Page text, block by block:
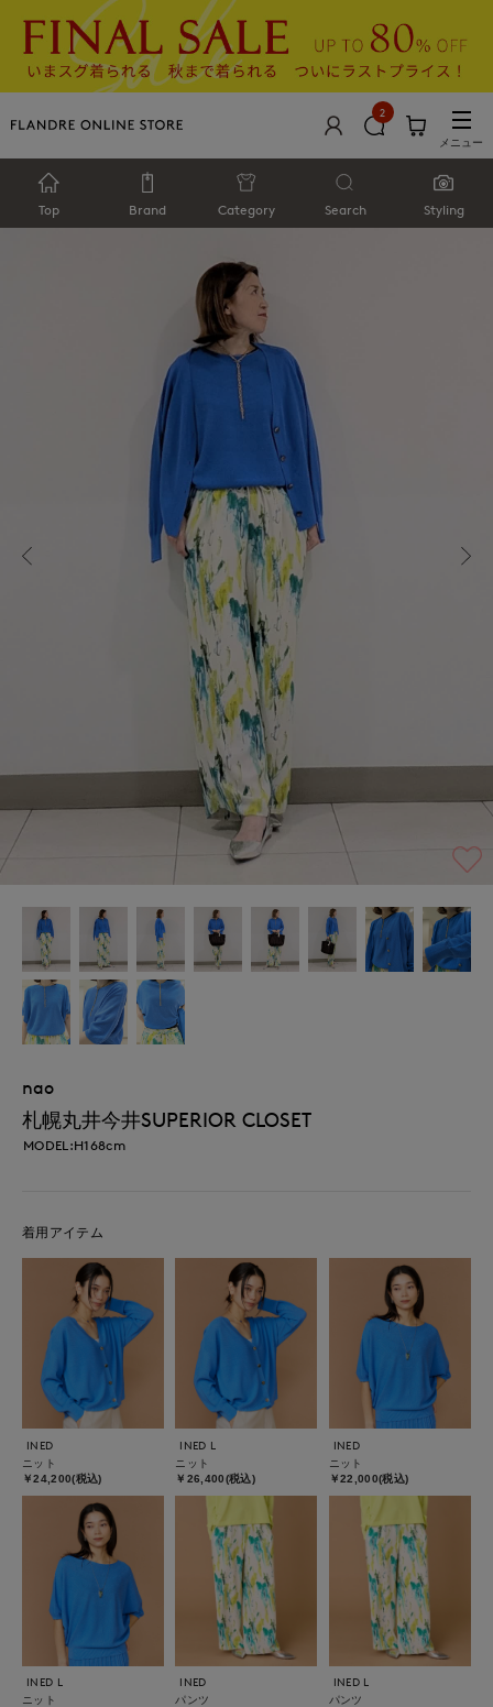
2
メニュー
Top Brand Category Search Styling
nao
札幌丸井今井SUPERIOR CLOSET
MODEL:H168cm
着用アイテム
INED
ニット
￥24,200(税込)
INED L
ニット
￥26,400(税込)
INED
ニット
￥22,000(税込)
INED L
ニット
INED
パンツ
INED L
パンツ